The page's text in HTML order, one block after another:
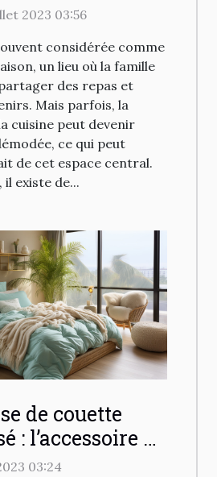
2023 03:56
considérée comme
un lieu où la famille
des repas et
Mais parfois, la
cuisine peut devenir
ce qui peut
de cet espace central.
existe de...
de couette
: l’accessoire à
chez vous
03:24